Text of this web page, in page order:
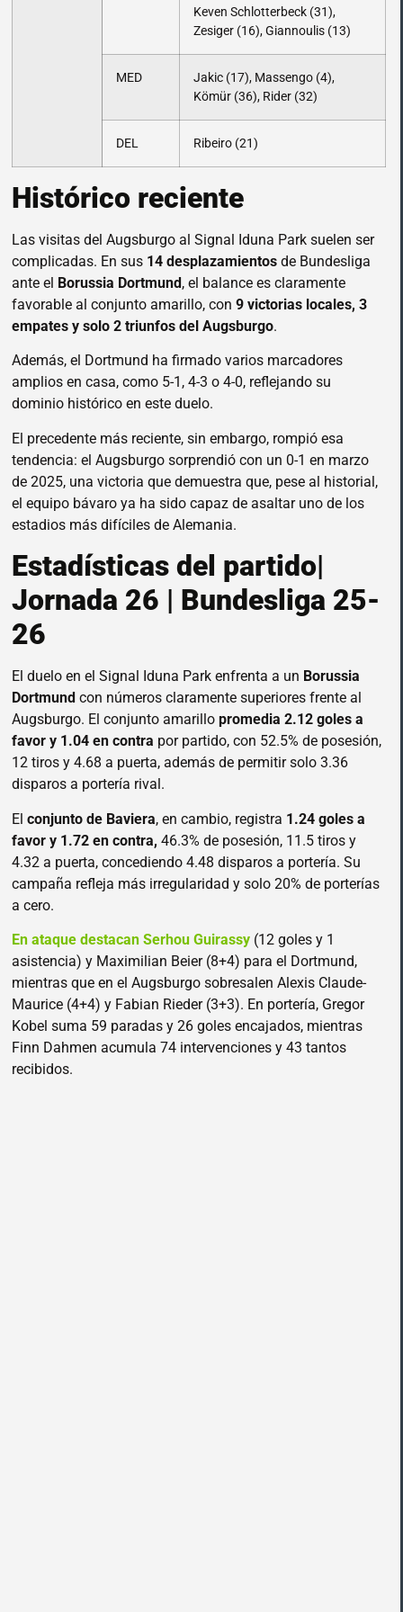
Keven Schlotterbeck (31),
Zesiger (16), Giannoulis (13)
MED
Jakic (17), Massengo (4),
Kömür (36), Rider (32)
DEL Ribeiro (21)
Histórico reciente
Las visitas del Augsburgo al Signal Iduna Park suelen ser
complicadas. En sus 14 desplazamientos de Bundesliga
ante el Borussia Dortmund, el balance es claramente
favorable al conjunto amarillo, con 9 victorias locales, 3
empates y solo 2 triunfos del Augsburgo.
Además, el Dortmund ha firmado varios marcadores
amplios en casa, como 5-1, 4-3 o 4-0, reflejando su
dominio histórico en este duelo.
El precedente más reciente, sin embargo, rompió esa
tendencia: el Augsburgo sorprendió con un 0-1 en marzo
de 2025, una victoria que demuestra que, pese al historial,
el equipo bávaro ya ha sido capaz de asaltar uno de los
estadios más difíciles de Alemania.
Estadísticas del partido|
Jornada 26 | Bundesliga 25-
26
El duelo en el Signal Iduna Park enfrenta a un Borussia
Dortmund con números claramente superiores frente al
Augsburgo. El conjunto amarillo promedia 2.12 goles a
favor y 1.04 en contra por partido, con 52.5% de posesión,
12 tiros y 4.68 a puerta, además de permitir solo 3.36
disparos a portería rival.
El conjunto de Baviera, en cambio, registra 1.24 goles a
favor y 1.72 en contra, 46.3% de posesión, 11.5 tiros y
4.32 a puerta, concediendo 4.48 disparos a portería. Su
campaña refleja más irregularidad y solo 20% de porterías
a cero.
En ataque destacan Serhou Guirassy (12 goles y 1
asistencia) y Maximilian Beier (8+4) para el Dortmund,
mientras que en el Augsburgo sobresalen Alexis Claude-
Maurice (4+4) y Fabian Rieder (3+3). En portería, Gregor
Kobel suma 59 paradas y 26 goles encajados, mientras
Finn Dahmen acumula 74 intervenciones y 43 tantos
recibidos.